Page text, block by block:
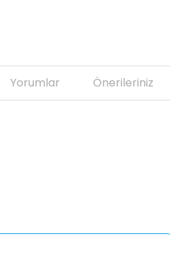
Yorumlar Önerileriniz